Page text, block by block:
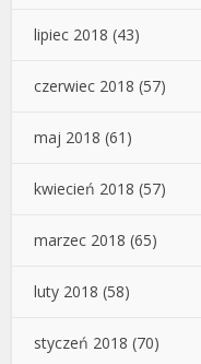
lipiec 2018 (43)
czerwiec 2018 (57)
maj 2018 (61)
kwiecień 2018 (57)
marzec 2018 (65)
luty 2018 (58)
styczeń 2018 (70)